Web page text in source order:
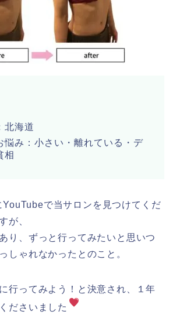
北海道
悩み：小さい・離れている・デ
相
YouTubeで当サロンを見つけてくだ
が、
り、ずっと行ってみたいと思いつ
しゃれなかったとのこと。
行ってみよう！と決意され、１年
ださいました